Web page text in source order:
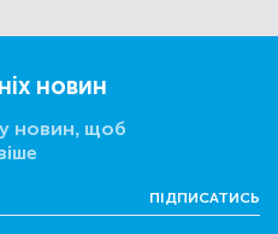
новин
новин, щоб
ПІДПИСАТИСЬ